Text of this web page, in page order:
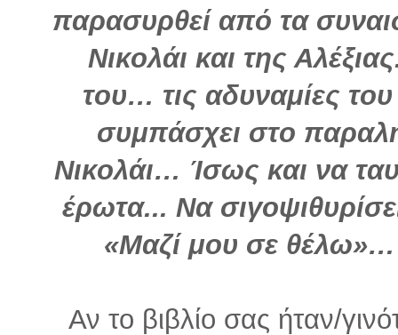
παρασυρθεί από τα
Νικολάι και της
του… τις αδυναμίες
συμπάσχει στο
Νικολάι… Ίσως και να
έρωτα... Να
«Μαζί μου σε θέλω»…
Αν το βιβλίο σας ήταν/